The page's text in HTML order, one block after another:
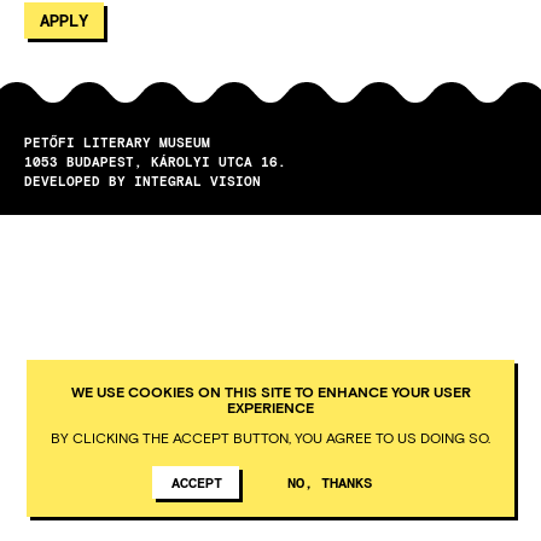
PETŐFI LITERARY MUSEUM
1053
BUDAPEST
KÁROLYI UTCA 16.
DEVELOPED BY INTEGRAL VISION
WE USE COOKIES ON THIS SITE TO ENHANCE YOUR USER
EXPERIENCE
BY CLICKING THE ACCEPT BUTTON, YOU AGREE TO US DOING SO.
ACCEPT NO, THANKS